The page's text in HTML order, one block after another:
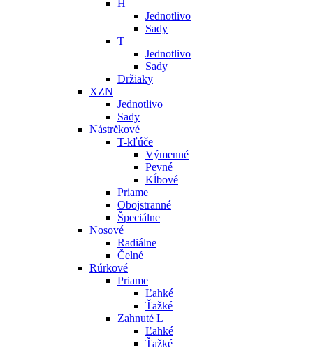
H
Jednotlivo
Sady
T
Jednotlivo
Sady
Držiaky
XZN
Jednotlivo
Sady
Nástrčkové
T-kľúče
Výmenné
Pevné
Kĺbové
Priame
Obojstranné
Špeciálne
Nosové
Radiálne
Čelné
Rúrkové
Priame
Ľahké
Ťažké
Zahnuté L
Ľahké
Ťažké